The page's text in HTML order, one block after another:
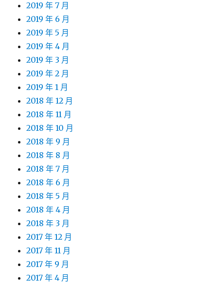
2019 年 7 月
2019 年 6 月
2019 年 5 月
2019 年 4 月
2019 年 3 月
2019 年 2 月
2019 年 1 月
2018 年 12 月
2018 年 11 月
2018 年 10 月
2018 年 9 月
2018 年 8 月
2018 年 7 月
2018 年 6 月
2018 年 5 月
2018 年 4 月
2018 年 3 月
2017 年 12 月
2017 年 11 月
2017 年 9 月
2017 年 4 月